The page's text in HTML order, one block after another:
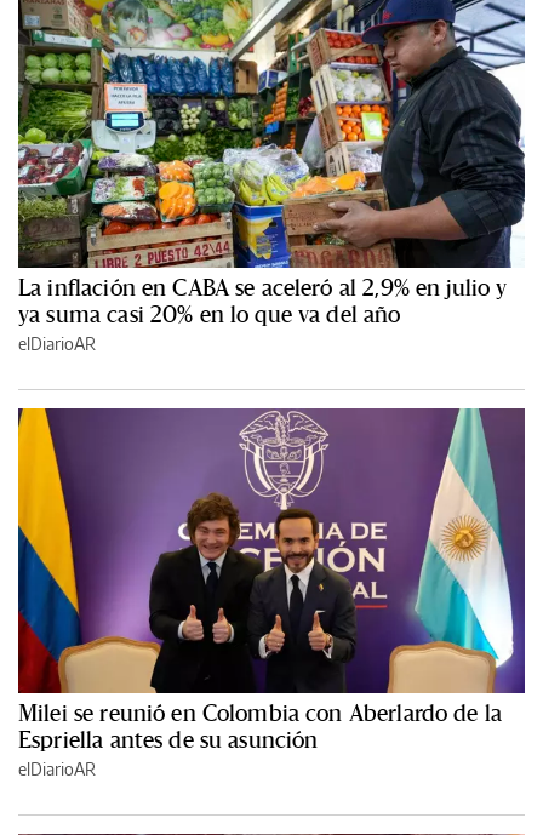
La inflación en CABA se aceleró al 2,9% en julio y
ya suma casi 20% en lo que va del año
elDiarioAR
Milei se reunió en Colombia con Aberlardo de la
Espriella antes de su asunción
elDiarioAR